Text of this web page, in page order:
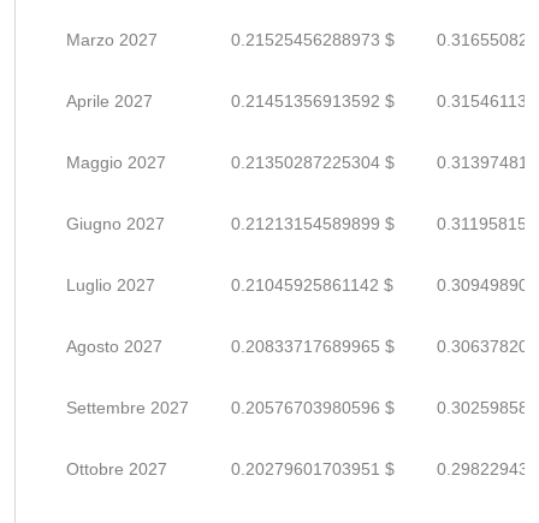
Marzo 2027 0.21525456288973 $
Aprile 2027 0.21451356913592 $
Maggio 2027 0.21350287225304 $
Giugno 2027 0.21213154589899 $
Luglio 2027 0.21045925861142 $
Agosto 2027 0.20833717689965 $
Settembre 2027 0.20576703980596 $
Ottobre 2027 0.20279601703951 $